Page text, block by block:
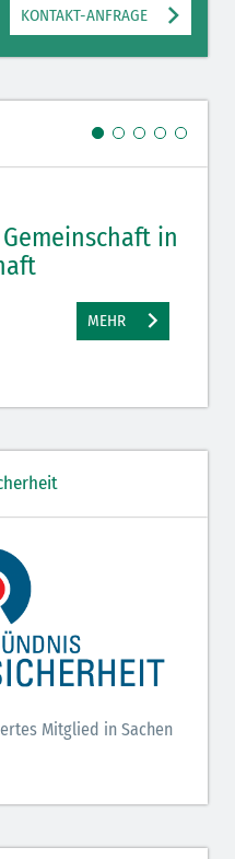
KONTAKT-ANFRAGE
in
MEHR
Mitglied in Sachen